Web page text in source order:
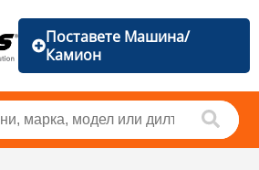
Поставете Машина/
Камион